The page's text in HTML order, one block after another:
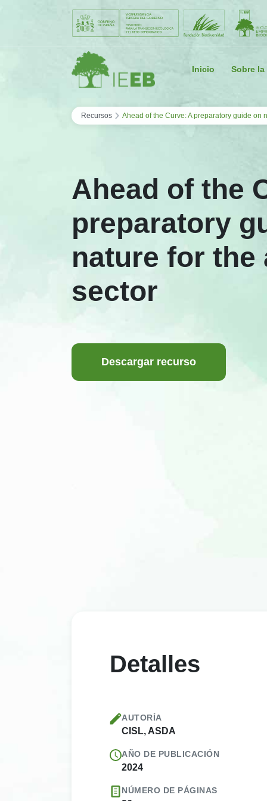
Saltar al contenido
Inicio Sobre la
Recursos › Ahead of the Curve: A preparatory guide on
Ahead of the
preparatory
nature for the
sector
Descargar recurso
Detalles
AUTORÍA
CISL, ASDA
AÑO DE PUBLICACIÓN
2024
NÚMERO DE PÁGINAS